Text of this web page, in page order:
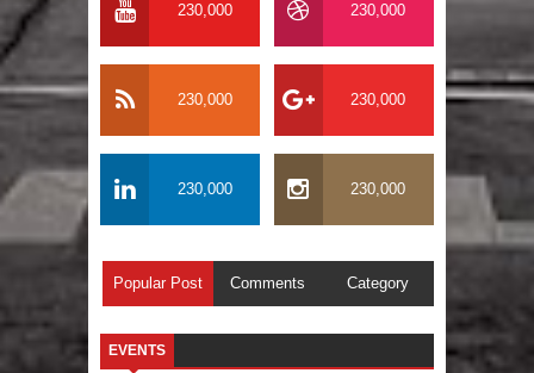
230,000 230,000
230,000 230,000
230,000 230,000
Popular Post Comments Category
EVENTS